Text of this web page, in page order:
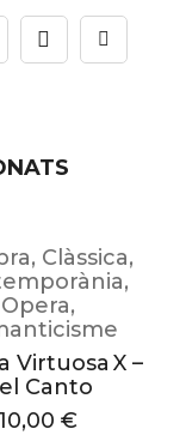
, Clàssica,
,
Opera,
Virtuosa X –
Canto
10,00 €